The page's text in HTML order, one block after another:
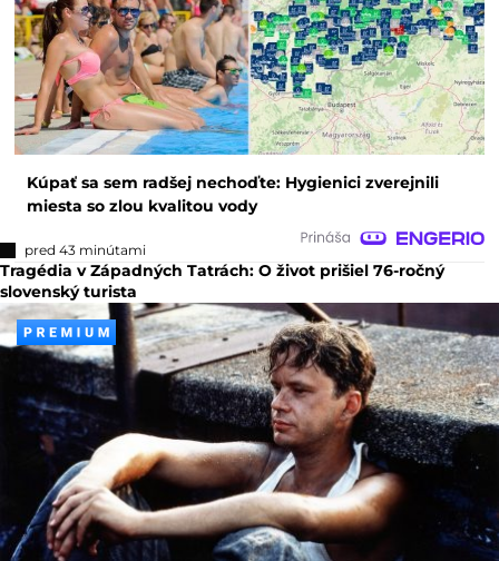
Kúpať sa sem radšej nechoďte: Hygienici zverejnili
miesta so zlou kvalitou vody
pred 43 minútami
Tragédia v Západných Tatrách: O život prišiel 76-ročný
slovenský turista